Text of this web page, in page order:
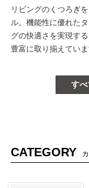
リビングのくつろぎ
ル。機能性に優れた
グの快適さを実現す
豊富に取り揃えていま
す
CATEGORY